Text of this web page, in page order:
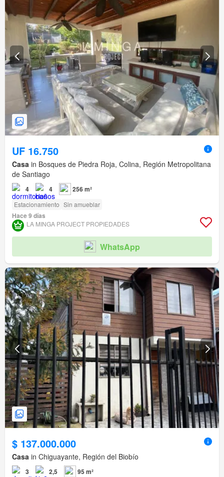
UF 16.750
Casa in Bosques de Piedra Roja, Colina, Región Metropolitana
de Santiago
4 4 256 m²
Estacionamiento Sin amueblar
Hace 9 días
LA MINGA PROJECT PROPIEDADES
WhatsApp
$ 137.000.000
Casa in Chiguayante, Región del Biobío
3 2,5 95 m²